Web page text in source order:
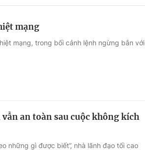
mạng
mạng, trong bối cảnh lệnh ngừng bắn với
an toàn sau cuộc không kích
những gì được biết”, nhà lãnh đạo tối cao